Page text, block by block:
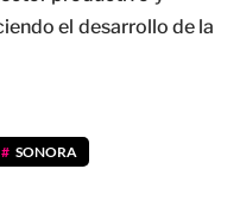
el desarrollo de la
SONORA